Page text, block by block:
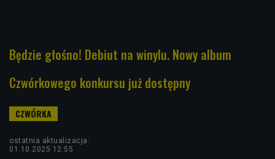
Będzie głośno! Debiut na winylu. Nowy album
Czwórkowego konkursu już dostępny
ostatnia aktualizacja:
01.10.2025 12:55